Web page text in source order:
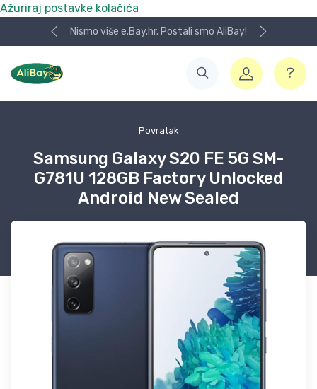
Ažuriraj postavke kolačića
Nismo više e.Bay.hr. Postali smo AliBay!
Povratak
Samsung Galaxy S20 FE 5G SM-
G781U 128GB Factory Unlocked
Android New Sealed